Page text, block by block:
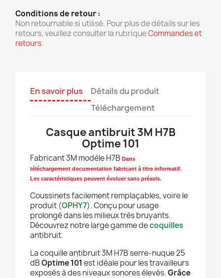
Conditions de retour :
Non retournable si utilisé. Pour plus de détails sur les
retours, veuillez consulter la rubriqueCommandes et
retours.
En savoir plus
Détails du produit
Téléchargement
Casque antibruit 3M H7B
Optime 101
Fabricant 3M modèle H7B Dans
téléchargement documentation fabricant à titre informatif.
Les caractéristiques peuvent évoluer sans préavis.
Coussinets facilement remplaçables, voire le
produit (OPHY7). Conçu pour usage
prolongé dans les milieux très bruyants.
Découvrez notre large gamme decoquilles
antibruit.
La coquille antibruit 3M H7B serre-nuque 25
dBOptime 101 est idéale pour les travailleurs
exposés à des niveaux sonores élevés.Grâce